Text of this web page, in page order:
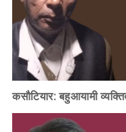
कसौटियार: बहुआयामी